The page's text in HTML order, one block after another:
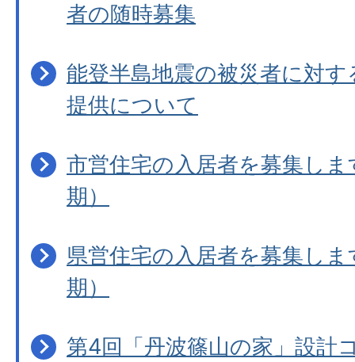
者の随時募集
能登半島地震の被災者に対
提供について
市営住宅の入居者を募集し
期）
県営住宅の入居者を募集し
期）
第4回「丹波篠山の家」設計